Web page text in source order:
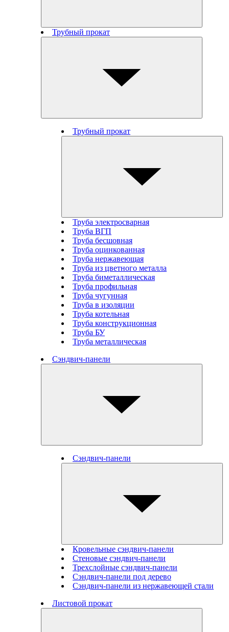
Трубный прокат
Трубный прокат
Труба электросварная
Труба ВГП
Труба бесшовная
Труба оцинкованная
Труба нержавеющая
Труба из цветного металла
Труба биметаллическая
Труба профильная
Труба чугунная
Труба в изоляции
Труба котельная
Труба конструкционная
Труба БУ
Труба металлическая
Сэндвич-панели
Сэндвич-панели
Кровельные сэндвич-панели
Стеновые cэндвич-панели
Трехслойные сэндвич-панели
Сэндвич-панели под дерево
Сэндвич-панели из нержавеющей стали
Листовой прокат